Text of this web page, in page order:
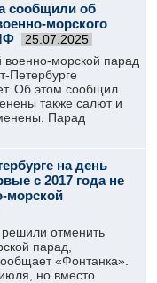
сообщили об
морского
25.07.2025
военно-морской парад
Петербурге
Об этом сообщил
также салют и
Парад
на день
с 2017 года не
морской
отменить
парад,
«Фонтанка».
но вместо